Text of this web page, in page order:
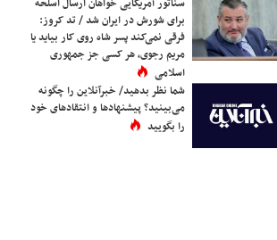
سناتور آمریکایی خواهان ارسال اسلحه
برای شورش در ایران شد / تد کروز:
فرقی نمی‌کند پسر شاه روی کار بیاید یا
مریم رجوی، هر کسی جز جمهوری
اسلامی
شما نظر بدهید/ خبرآنلاین را چگونه
می‌بینید؟ پیشنهادها و انتقادهای خود
را بگویید